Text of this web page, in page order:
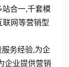
站合一,千套模
联网等营销型
务经验,为企
企业提供营销